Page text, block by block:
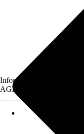
Informationen des
AGB, finden Sie bei Klick